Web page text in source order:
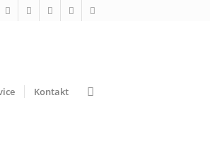
Kontakt